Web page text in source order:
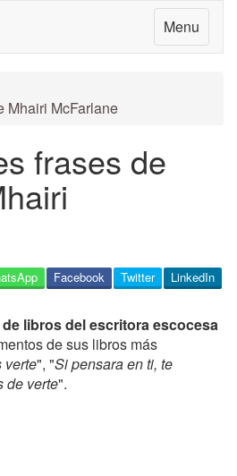
Menu
Mhairi McFarlane
frases de
LinkedIn
Twitter
Facebook
libros del escritora escocesa
de sus libros más
verte", "Si pensara en ti, te
de verte".